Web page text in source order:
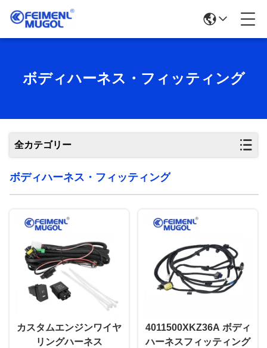
ボディハーネス・フィッティング
全カテゴリー
ボディハーネス・フィッティング
カスタムエンジンワイヤ
リングハーネス
4011500XKZ36A ボディ
ハーネスフィッティング